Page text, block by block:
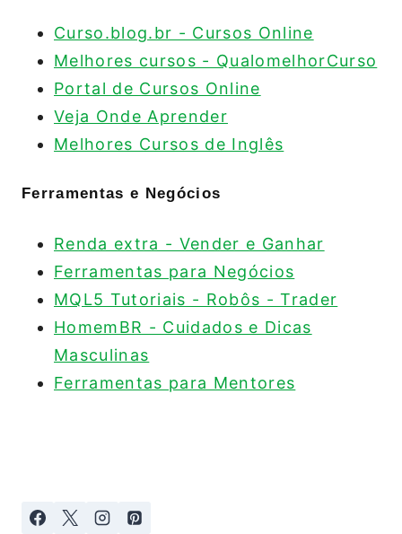
Curso.blog.br - Cursos Online
Melhores cursos - QualomelhorCurso
Portal de Cursos Online
Veja Onde Aprender
Melhores Cursos de Inglês
Ferramentas e Negócios
Renda extra - Vender e Ganhar
Ferramentas para Negócios
MQL5 Tutoriais - Robôs - Trader
HomemBR - Cuidados e Dicas
Masculinas
Ferramentas para Mentores